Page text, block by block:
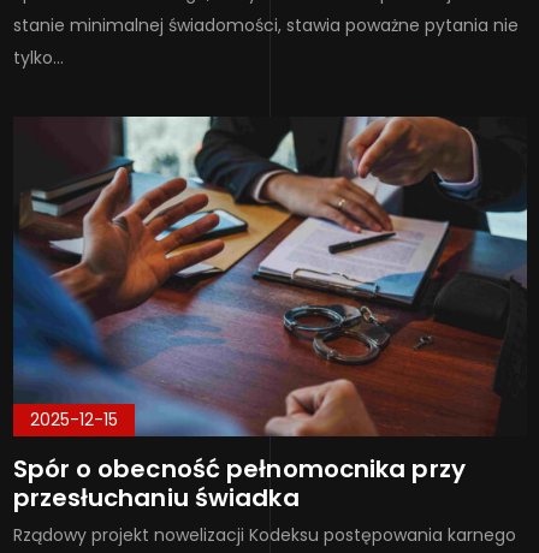
stanie minimalnej świadomości, stawia poważne pytania nie
tylko…
2025-12-15
Spór o obecność pełnomocnika przy
przesłuchaniu świadka
Rządowy projekt nowelizacji Kodeksu postępowania karnego